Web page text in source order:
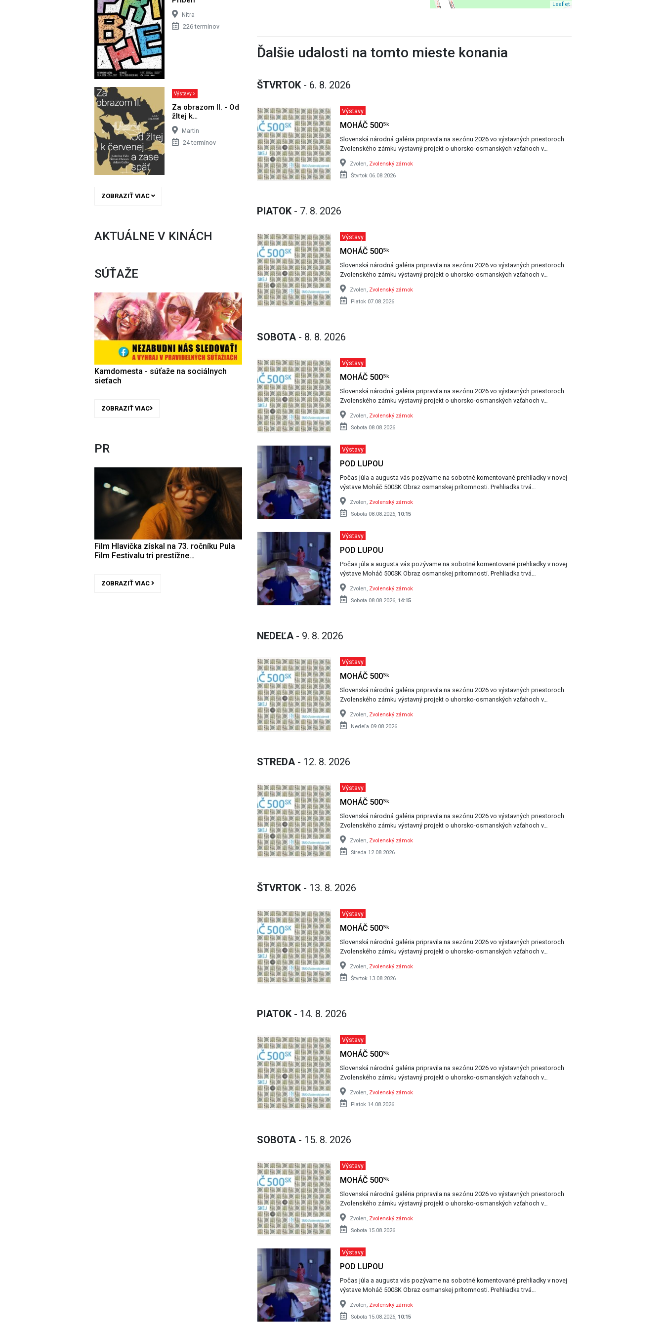
Nitra
226 termínov
Výstavy >
Za obrazom II. - Od
žltej k…
Martin
24 termínov
ZOBRAZIŤ VIAC
AKTUÁLNE V KINÁCH
SÚŤAŽE
Kamdomesta - súťaže na sociálnych
sieťach
ZOBRAZIŤ VIAC
PR
Film Hlavička získal na 73. ročníku Pula
Film Festivalu tri prestížne…
ZOBRAZIŤ VIAC
Leaflet
Ďalšie udalosti na tomto mieste konania
ŠTVRTOK - 6. 8. 2026
Výstavy
MOHÁČ 500ᔆᵏ
Slovenská národná galéria pripravila na sezónu 2026 vo výstavných priestoroch
Zvolenského zámku výstavný projekt o uhorsko-osmanských vzťahoch v…
Zvolen, Zvolenský zámok
Štvrtok 06.08.2026
PIATOK - 7. 8. 2026
Výstavy
MOHÁČ 500ᔆᵏ
Slovenská národná galéria pripravila na sezónu 2026 vo výstavných priestoroch
Zvolenského zámku výstavný projekt o uhorsko-osmanských vzťahoch v…
Zvolen, Zvolenský zámok
Piatok 07.08.2026
SOBOTA - 8. 8. 2026
Výstavy
MOHÁČ 500ᔆᵏ
Slovenská národná galéria pripravila na sezónu 2026 vo výstavných priestoroch
Zvolenského zámku výstavný projekt o uhorsko-osmanských vzťahoch v…
Zvolen, Zvolenský zámok
Sobota 08.08.2026
Výstavy
POD LUPOU
Počas júla a augusta vás pozývame na sobotné komentované prehliadky v novej
výstave Moháč 500SK Obraz osmanskej prítomnosti. Prehliadka trvá…
Zvolen, Zvolenský zámok
Sobota 08.08.2026, 10:15
Výstavy
POD LUPOU
Počas júla a augusta vás pozývame na sobotné komentované prehliadky v novej
výstave Moháč 500SK Obraz osmanskej prítomnosti. Prehliadka trvá…
Zvolen, Zvolenský zámok
Sobota 08.08.2026, 14:15
NEDEĽA - 9. 8. 2026
Výstavy
MOHÁČ 500ᔆᵏ
Slovenská národná galéria pripravila na sezónu 2026 vo výstavných priestoroch
Zvolenského zámku výstavný projekt o uhorsko-osmanských vzťahoch v…
Zvolen, Zvolenský zámok
Nedeľa 09.08.2026
STREDA - 12. 8. 2026
Výstavy
MOHÁČ 500ᔆᵏ
Slovenská národná galéria pripravila na sezónu 2026 vo výstavných priestoroch
Zvolenského zámku výstavný projekt o uhorsko-osmanských vzťahoch v…
Zvolen, Zvolenský zámok
Streda 12.08.2026
ŠTVRTOK - 13. 8. 2026
Výstavy
MOHÁČ 500ᔆᵏ
Slovenská národná galéria pripravila na sezónu 2026 vo výstavných priestoroch
Zvolenského zámku výstavný projekt o uhorsko-osmanských vzťahoch v…
Zvolen, Zvolenský zámok
Štvrtok 13.08.2026
PIATOK - 14. 8. 2026
Výstavy
MOHÁČ 500ᔆᵏ
Slovenská národná galéria pripravila na sezónu 2026 vo výstavných priestoroch
Zvolenského zámku výstavný projekt o uhorsko-osmanských vzťahoch v…
Zvolen, Zvolenský zámok
Piatok 14.08.2026
SOBOTA - 15. 8. 2026
Výstavy
MOHÁČ 500ᔆᵏ
Slovenská národná galéria pripravila na sezónu 2026 vo výstavných priestoroch
Zvolenského zámku výstavný projekt o uhorsko-osmanských vzťahoch v…
Zvolen, Zvolenský zámok
Sobota 15.08.2026
Výstavy
POD LUPOU
Počas júla a augusta vás pozývame na sobotné komentované prehliadky v novej
výstave Moháč 500SK Obraz osmanskej prítomnosti. Prehliadka trvá…
Zvolen, Zvolenský zámok
Sobota 15.08.2026, 10:15